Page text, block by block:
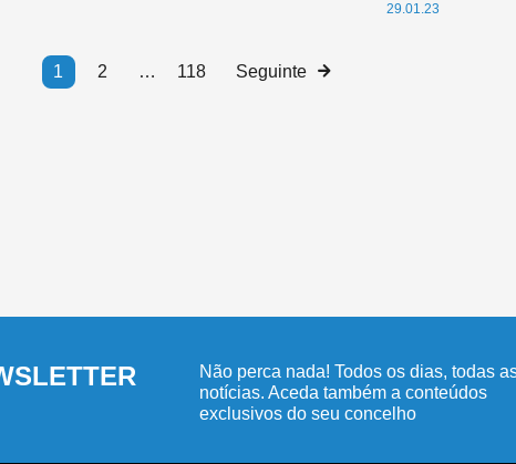
29.01.23
1 2 … 118 Seguinte
Não perca nada! Todos os dias, todas
notícias. Aceda também a conteúdos
exclusivos do seu concelho